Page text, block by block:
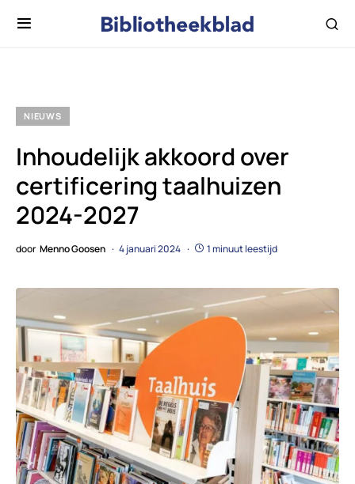
NIEUWS
Inhoudelijk akkoord over
certificering taalhuizen
2024-2027
door Menno Goosen 4 januari 2024 1 minuut leestijd